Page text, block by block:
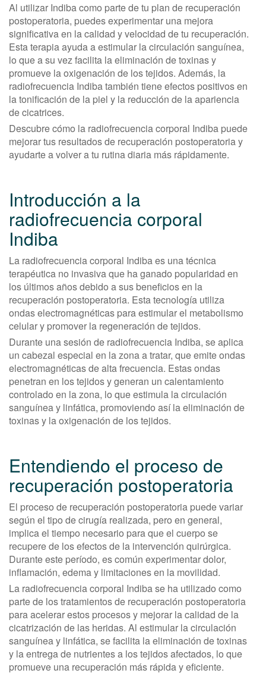
Al utilizar Indiba como parte de tu plan de recuperación
postoperatoria, puedes experimentar una mejora
significativa en la calidad y velocidad de tu recuperación.
Esta terapia ayuda a estimular la circulación sanguínea,
lo que a su vez facilita la eliminación de toxinas y
promueve la oxigenación de los tejidos. Además, la
radiofrecuencia Indiba también tiene efectos positivos en
la tonificación de la piel y la reducción de la apariencia
de cicatrices.
Descubre cómo la radiofrecuencia corporal Indiba puede
mejorar tus resultados de recuperación postoperatoria y
ayudarte a volver a tu rutina diaria más rápidamente.
Introducción a la
radiofrecuencia corporal
Indiba
La radiofrecuencia corporal Indiba es una técnica
terapéutica no invasiva que ha ganado popularidad en
los últimos años debido a sus beneficios en la
recuperación postoperatoria. Esta tecnología utiliza
ondas electromagnéticas para estimular el metabolismo
celular y promover la regeneración de tejidos.
Durante una sesión de radiofrecuencia Indiba, se aplica
un cabezal especial en la zona a tratar, que emite ondas
electromagnéticas de alta frecuencia. Estas ondas
penetran en los tejidos y generan un calentamiento
controlado en la zona, lo que estimula la circulación
sanguínea y linfática, promoviendo así la eliminación de
toxinas y la oxigenación de los tejidos.
Entendiendo el proceso de
recuperación postoperatoria
El proceso de recuperación postoperatoria puede variar
según el tipo de cirugía realizada, pero en general,
implica el tiempo necesario para que el cuerpo se
recupere de los efectos de la intervención quirúrgica.
Durante este período, es común experimentar dolor,
inflamación, edema y limitaciones en la movilidad.
La radiofrecuencia corporal Indiba se ha utilizado como
parte de los tratamientos de recuperación postoperatoria
para acelerar estos procesos y mejorar la calidad de la
cicatrización de las heridas. Al estimular la circulación
sanguínea y linfática, se facilita la eliminación de toxinas
y la entrega de nutrientes a los tejidos afectados, lo que
promueve una recuperación más rápida y eficiente.